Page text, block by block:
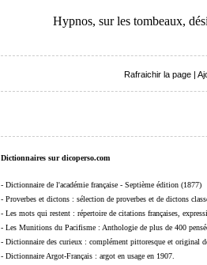
Hypnos, sur les tombeaux,
Rafraichir la page
Dictionnaires sur dicoperso.com
- Dictionnaire de l'académie française - Septième édition (1877)
- Proverbes et dictons : sélection de proverbes et de dictons
- Les mots qui restent : répertoire de citations françaises,
- Les Munitions du Pacifisme : Anthologie de plus de 400
- Dictionnaire des curieux : complément pittoresque et original
- Dictionnaire Argot-Français : argot en usage en 1907.